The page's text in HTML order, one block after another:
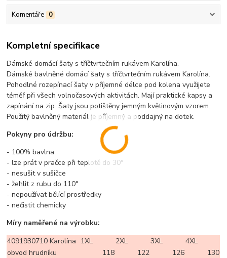
Komentáře 0
Kompletní specifikace
Dámské domácí šaty s tříčtvrtečním rukávem Karolína.
Dámské bavlněné domácí šaty s tříčtvrtečním rukávem Karolína.
Pohodlné rozepínací šaty v příjemné délce pod kolena využijete
téměř při všech volnočasových aktivitách. Mají praktické kapsy a
zapínání na zip. Šaty jsou potištěny jemným květinovým vzorem.
Použitý bavlněný materiál je příjemný a poddajný na dotek.
Pokyny pro údržbu:
- 100% bavlna
- lze prát v pračce při teplotě do 30°
- nesušit v sušičce
- žehlit z rubu do 110°
- nepoužívat bělící prostředky
- nečistit chemicky
Míry naměřené na výrobku:
4091930710 Karolína 1XL 2XL 3XL
4XL
obvod hrudníku
118 122 126
130